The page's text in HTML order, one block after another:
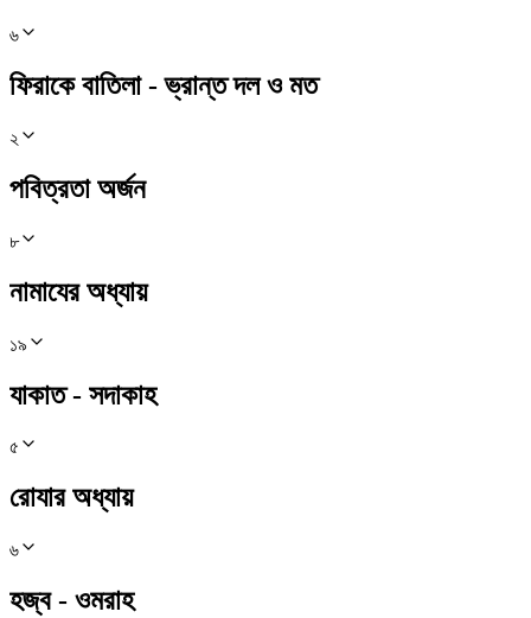
৬
ফিরাকে বাতিলা - ভ্রান্ত দল ও মত
২
পবিত্রতা অর্জন
৮
নামাযের অধ্যায়
১৯
যাকাত - সদাকাহ
৫
রোযার অধ্যায়
৬
হজ্ব - ওমরাহ